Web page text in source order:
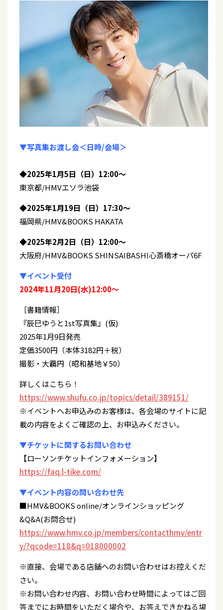
▼写真集お渡し会＜日時/会場＞
◆2025年1月5日（日）12:00〜
東京都/HMVエソラ池袋
◆2025年1月19日（日）17:30〜
福岡県/HMV&BOOKS HAKATA
◆2025年2月2日（日）12:00〜
大阪府/HMV&BOOKS SHINSAIBASHI心斎橋オーパ6F
▼イベント受付
2024年11月20日(水)12:00〜
［書籍情報］
『辰巳ゆうと1st写真集』(仮)
2025年1月9日発売
定価3500円（本体3182円＋税）
撮影・大靏円（昭和基地￥50）
詳しくはこちら！
https://www.shufu.co.jp/topics/detail/389151/
※イベントへお申込みのお客様は、各会場のサイトに記
載の内容をよくご確認の上、お申込みください。
▼チケットに関するお問い合わせ
【ローソンチケットインフォメーション】
https://faq.l-tike.com/
▼イベント内容の問い合わせ先
■HMV&BOOKS online/オンラインショッピング
&Q&A(お問合せ)
https://www.hmv.co.jp/members/contacthmv/entr
y/?qcode=118&q=018000002
※直接、会場である店舗へのお問い合わせはお控えくだ
さい。
※お問い合わせ内容、お問い合わせ時間によってはご回
答までにお時間をいただく場合や、お答えできかねる場